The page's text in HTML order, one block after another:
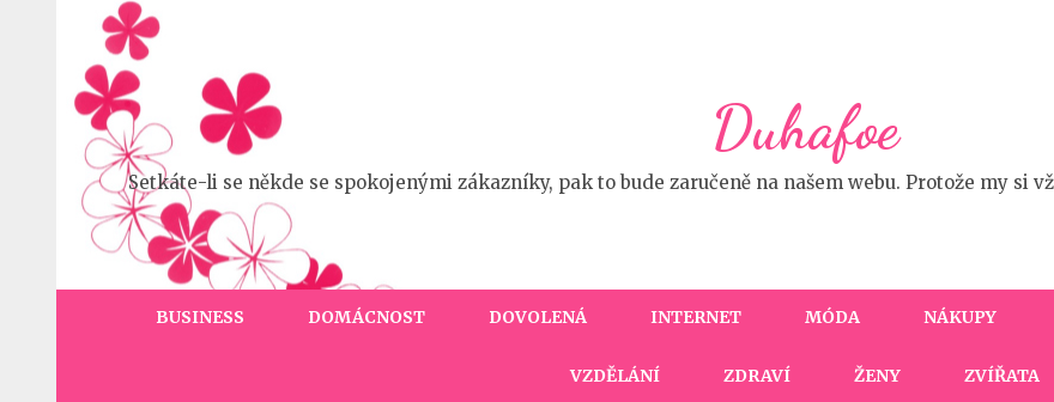
Přeskočit
obsah
(stiskněte
Enter)
Duhafoe
Setkáte-li se někde se spokojenými zákazníky, pak to bude zaručeně na našem webu. Protože my si
BUSINESS DOMÁCNOST DOVOLENÁ INTERNET MÓDA NÁKUPY
VZDĚLÁNÍ ZDRAVÍ ŽENY ZVÍŘATA